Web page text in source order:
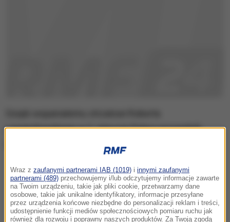
Lewandowskiego w 2. minucie Polacy prowadzili
Wraz z zaufanymi partnerami IAB (1019) i innymi zaufanymi
partnerami (489) przechowujemy i/lub odczytujemy informacje zawarte
na Twoim urządzeniu, takie jak pliki cookie, przetwarzamy dane
osobowe, takie jak unikalne identyfikatory, informacje przesyłane
przez urządzenia końcowe niezbędne do personalizacji reklam i treści,
udostępnienie funkcji mediów społecznościowych pomiaru ruchu jak
również dla rozwoju i poprawny naszych produktów. Za Twoją zgodą